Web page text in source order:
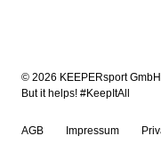
© 2026 KEEPERsport
But it helps! #KeepItAll
AGB Impressum